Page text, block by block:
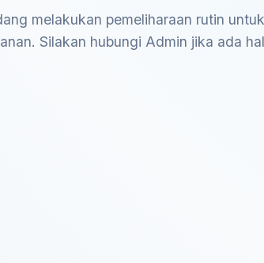
melakukan pemeliharaan rutin
Silakan hubungi Admin jika ada